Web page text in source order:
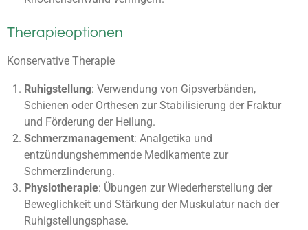
Therapieoptionen
Konservative Therapie
Ruhigstellung: Verwendung von Gipsverbänden,
Schienen oder Orthesen zur Stabilisierung der Fraktur
und Förderung der Heilung.
Schmerzmanagement: Analgetika und
entzündungshemmende Medikamente zur
Schmerzlinderung.
Physiotherapie: Übungen zur Wiederherstellung der
Beweglichkeit und Stärkung der Muskulatur nach der
Ruhigstellungsphase.